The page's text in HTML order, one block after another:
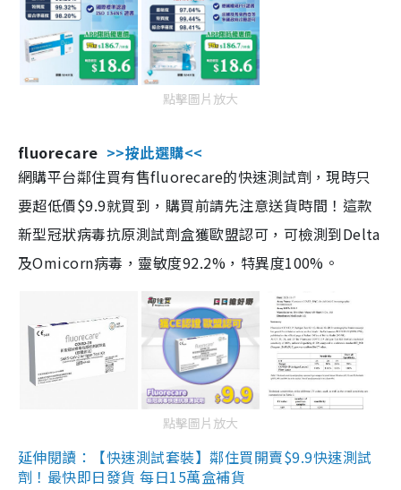
點擊圖片放大
fluorecare >>按此選購<<
網購平台鄰住買有售fluorecare的快速測試劑，現時只
要超低價$9.9就買到，購買前請先注意送貨時間！這款
新型冠狀病毒抗原測試劑盒獲歐盟認可，可檢測到Delta
及Omicorn病毒，靈敏度92.2%，特異度100%。
點擊圖片放大
延伸閱讀：【快速測試套裝】鄰住買開賣$9.9快速測試
劑！最快即日發貨 每日15萬盒補貨